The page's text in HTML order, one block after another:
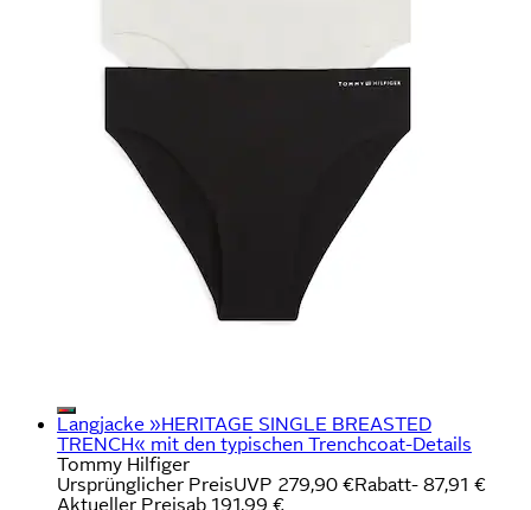
Langjacke »HERITAGE SINGLE BREASTED
TRENCH« mit den typischen Trenchcoat-Details
Tommy Hilfiger
Ursprünglicher PreisUVP 279,90 €Rabatt- 87,91 €
Aktueller Preisab 191,99 €